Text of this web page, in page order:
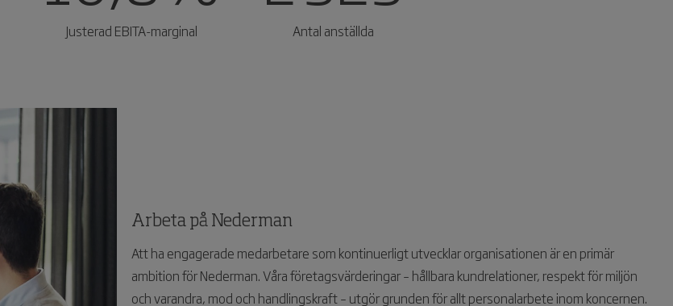
Justerad EBITA-marginal Antal anställda
Arbeta på Nederman
Att ha engagerade medarbetare som kontinuerligt utvecklar organisationen är en primär
ambition för Nederman. Våra företagsvärderingar – hållbara kundrelationer, respekt för miljön
och varandra, mod och handlingskraft – utgör grunden för allt personalarbete inom koncernen.